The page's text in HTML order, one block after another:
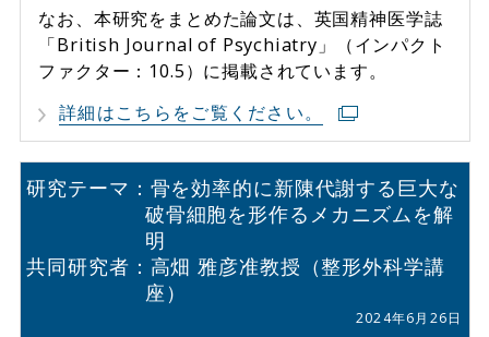
なお、本研究をまとめた論文は、英国精神医学誌
「British Journal of Psychiatry」（インパクト
ファクター：10.5）に掲載されています。
詳細はこちらをご覧ください。
研究テーマ：骨を効率的に新陳代謝する巨大な
破骨細胞を形作るメカニズムを解
明
共同研究者：高畑 雅彦准教授（整形外科学講
座）
2024年6月26日